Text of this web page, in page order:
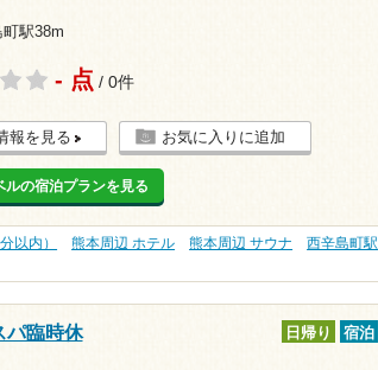
町駅38m
- 点 / 0件
報を見る お気に入りに追加
ルの宿泊プランを見る
以内） 熊本周辺 ホテル 熊本周辺 サウナ
西辛島町駅
パ臨時休
日帰り 宿泊